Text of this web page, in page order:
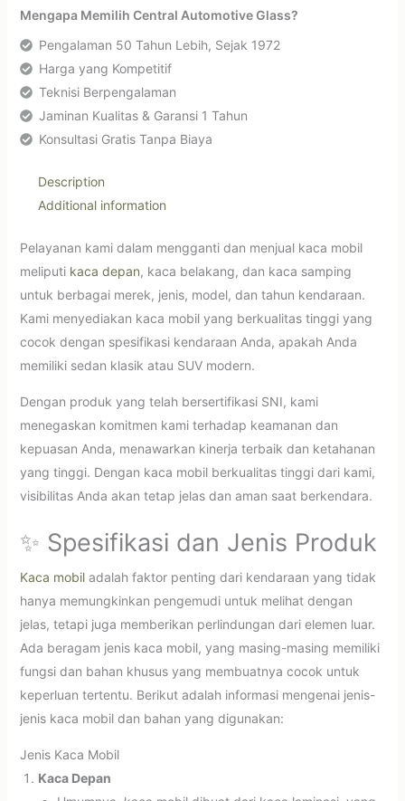
Mengapa Memilih Central Automotive Glass?
Pengalaman 50 Tahun Lebih, Sejak 1972
Harga yang Kompetitif
Teknisi Berpengalaman
Jaminan Kualitas & Garansi 1 Tahun
Konsultasi Gratis Tanpa Biaya
Description
Additional information
Pelayanan kami dalam mengganti dan menjual kaca mobil
meliputi kaca depan, kaca belakang, dan kaca samping
untuk berbagai merek, jenis, model, dan tahun kendaraan.
Kami menyediakan kaca mobil yang berkualitas tinggi yang
cocok dengan spesifikasi kendaraan Anda, apakah Anda
memiliki sedan klasik atau SUV modern.
Dengan produk yang telah bersertifikasi SNI, kami
menegaskan komitmen kami terhadap keamanan dan
kepuasan Anda, menawarkan kinerja terbaik dan ketahanan
yang tinggi. Dengan kaca mobil berkualitas tinggi dari kami,
visibilitas Anda akan tetap jelas dan aman saat berkendara.
✨ Spesifikasi dan Jenis Produk
Kaca mobiladalah faktor penting dari kendaraan yang tidak
hanya memungkinkan pengemudi untuk melihat dengan
jelas, tetapi juga memberikan perlindungan dari elemen luar.
Ada beragam jenis kaca mobil, yang masing-masing memiliki
fungsi dan bahan khusus yang membuatnya cocok untuk
keperluan tertentu. Berikut adalah informasi mengenai jenis-
jenis kaca mobil dan bahan yang digunakan:
Jenis Kaca Mobil
Kaca Depan